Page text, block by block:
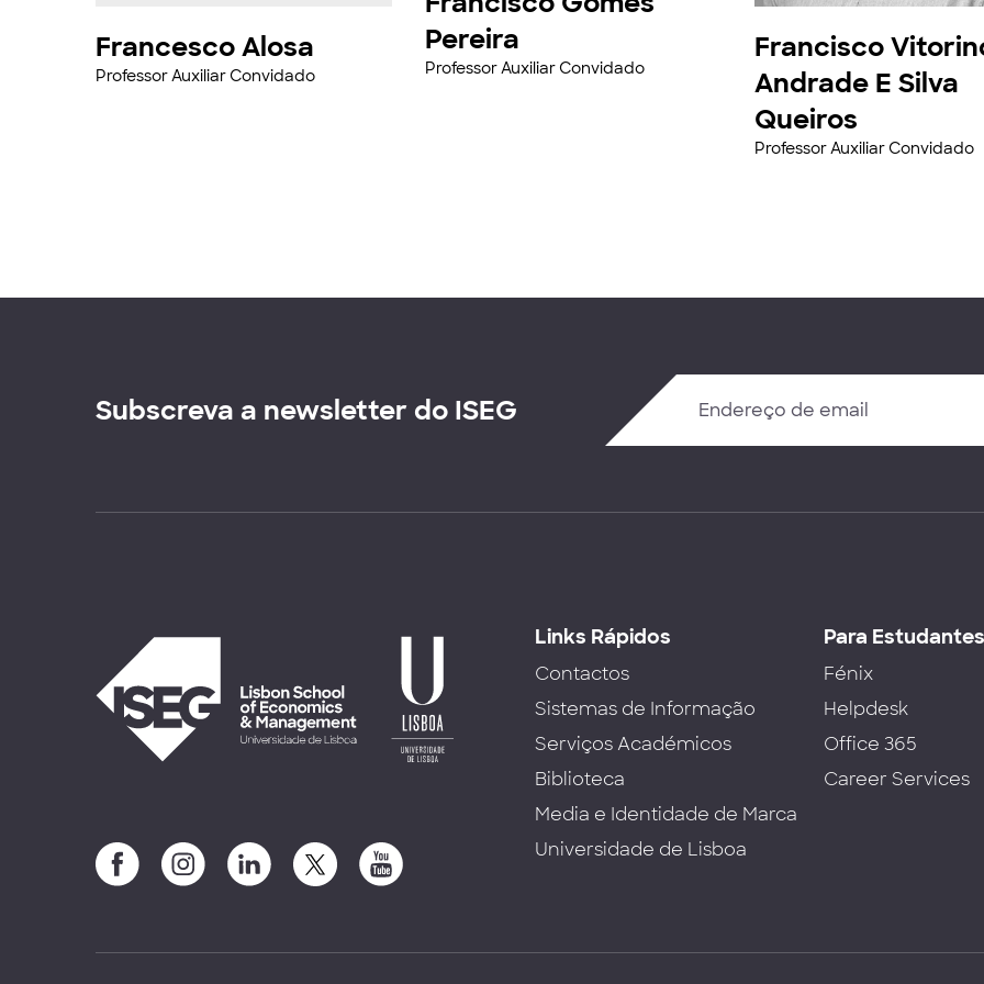
Francesco Alosa
Professor Auxiliar Convidado
Pereira
Professor Auxiliar Convidado
Francisco
Andrade E Silva
Queiros
Professor Auxiliar Convidado
Subscreva a newsletter do ISEG
Links Rápidos
Contactos
Sistemas de Informação
Serviços Académicos
Biblioteca
Media e Identidade de Marca
Universidade de Lisboa
Para
Fénix
Helpdesk
Office 365
Career Services